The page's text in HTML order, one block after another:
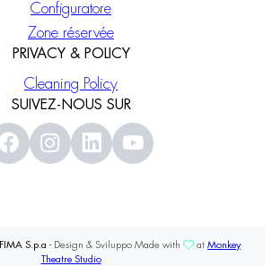
Configuratore
Zone réservée
PRIVACY & POLICY
Cleaning Policy
SUIVEZ-NOUS SUR
FIMA S.p.a - Design & Sviluppo Made with at Monkey
Theatre Studio